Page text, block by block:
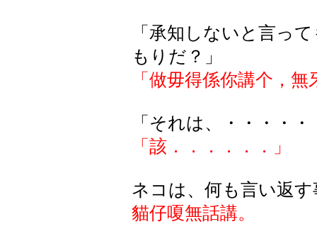
「承知しないと言っ
もりだ？」
「做毋得係你講个，
「それは、・・・・・
「該．．．．．．」
ネコは、何も言い返す
貓仔嗄無話講。